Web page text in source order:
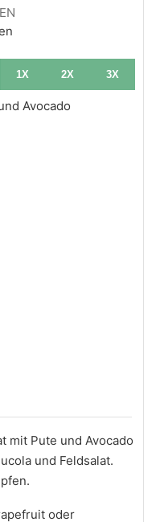
1X 2X 3X
Avocado
mit Pute und Avocado
und Feldsalat.
oder